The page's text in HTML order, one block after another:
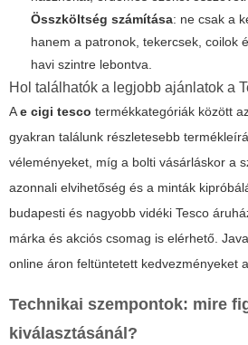
Összköltség számítása: ne csak a
hanem a patronok, tekercsek, coilok
havi szintre lebontva.
Hol találhatók a legjobb ajánlatok a
Ae cigi tesco termékkategóriák között
gyakran találunk részletesebb
véleményeket, míg a bolti vásárláskor a
azonnali elvihetőség és a minták
budapesti és nagyobb vidéki Tesco
márka és akciós csomag is elérhető.
online áron feltüntetett kedvezményeket
Technikai szempontok: mire
kiválasztásánál?